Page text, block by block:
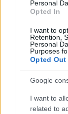
Personal
Opted In
I want to
Retention,
Personal
Purposes
Opted Out
Google
I want to
related to